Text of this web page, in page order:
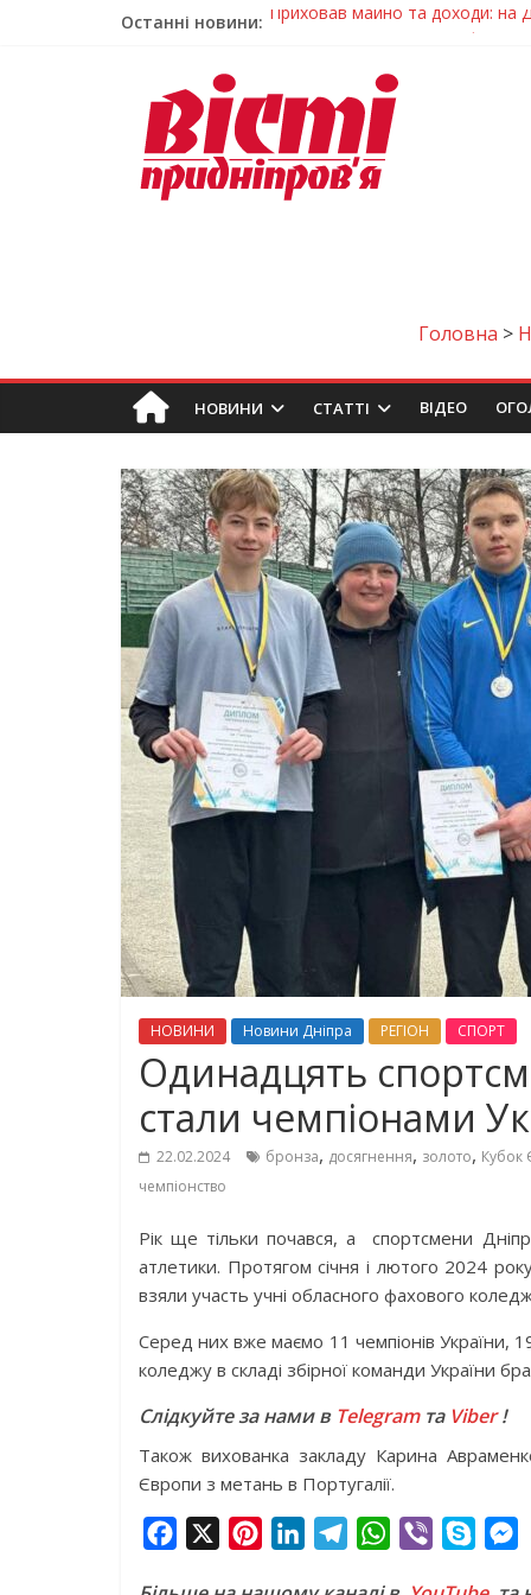
Останні новини: На Дніпропетровщині
Гречана каша з овочами і
Як обрати розмір крафтового
Приховав майно та доходи: на
Головна >
НОВИНИ СТАТТІ ВIДЕО
НОВИНИ Новини Дніпра РЕГІОН СПОРТ
Одинадцять
стали чемпіонами
22.02.2024 бронза, досягнення, золото, Кубок
чемпіонство
Рік ще тільки почався, а спортсмени
атлетики. Протягом січня і лютого 2024
взяли участь учні обласного фахового
Серед них вже маємо 11 чемпіонів України,
коледжу в складі збірної команди України
Слідкуйте за нами в Telegramта Viber!
Також вихованка закладу Карина
Європи з метань в Португалії.
W